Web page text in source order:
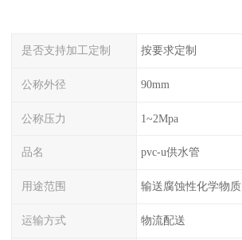
是否支持加工定制 按要求定制
公称外径 90mm
公称压力 1~2Mpa
品名 pvc-u供水管
用途范围 输送腐蚀性化学物质
运输方式 物流配送